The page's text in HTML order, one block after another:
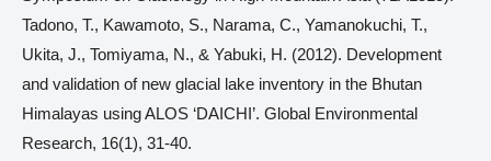
Tadono, T., Kawamoto, S., Narama, C., Yamanokuchi, T.,
Ukita, J., Tomiyama, N., & Yabuki, H. (2012). Development
and validation of new glacial lake inventory in the Bhutan
Himalayas using ALOS ‘DAICHI’. Global Environmental
Research, 16(1), 31-40.